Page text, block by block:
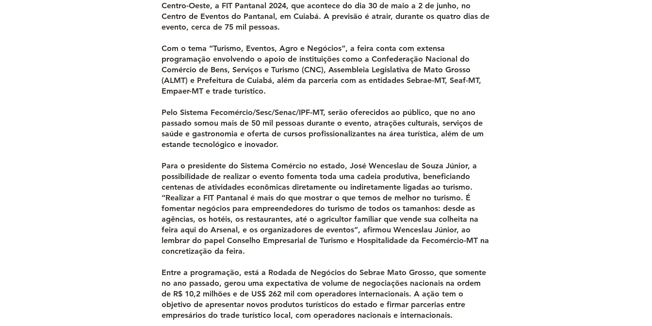
Centro-Oeste, a FIT Pantanal 2024, que acontece do dia 30 de maio a 2 de junho, no
Centro de Eventos do Pantanal, em Cuiabá. A previsão é atrair, durante os quatro dias de
evento, cerca de 75 mil pessoas.
Com o tema “Turismo, Eventos, Agro e Negócios”, a feira conta com extensa
programação envolvendo o apoio de instituições como a Confederação Nacional do
Comércio de Bens, Serviços e Turismo (CNC), Assembleia Legislativa de Mato Grosso
(ALMT) e Prefeitura de Cuiabá, além da parceria com as entidades Sebrae-MT, Seaf-MT,
Empaer-MT e trade turístico.
Pelo Sistema Fecomércio/Sesc/Senac/IPF-MT, serão oferecidos ao público, que no ano
passado somou mais de 50 mil pessoas durante o evento, atrações culturais, serviços de
saúde e gastronomia e oferta de cursos profissionalizantes na área turística, além de um
estande tecnológico e inovador.
Para o presidente do Sistema Comércio no estado, José Wenceslau de Souza Júnior, a
possibilidade de realizar o evento fomenta toda uma cadeia produtiva, beneficiando
centenas de atividades econômicas diretamente ou indiretamente ligadas ao turismo.
“Realizar a FIT Pantanal é mais do que mostrar o que temos de melhor no turismo. É
fomentar negócios para empreendedores do turismo de todos os tamanhos: desde as
agências, os hotéis, os restaurantes, até o agricultor familiar que vende sua colheita na
feira aqui do Arsenal, e os organizadores de eventos”, afirmou Wenceslau Júnior, ao
lembrar do papel Conselho Empresarial de Turismo e Hospitalidade da Fecomércio-MT na
concretização da feira.
Entre a programação, está a Rodada de Negócios do Sebrae Mato Grosso, que somente
no ano passado, gerou uma expectativa de volume de negociações nacionais na ordem
de R$ 10,2 milhões e de US$ 262 mil com operadores internacionais. A ação tem o
objetivo de apresentar novos produtos turísticos do estado e firmar parcerias entre
empresários do trade turístico local, com operadores nacionais e internacionais.